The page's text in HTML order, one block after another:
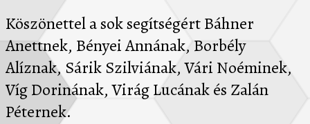
Köszönettel a sok segítségért Báhner
Anettnek, Bényei Annának, Borbély
Alíznak, Sárik Szilviának, Vári Noéminek,
Víg Dorinának, Virág Lucának és Zalán
Péternek.